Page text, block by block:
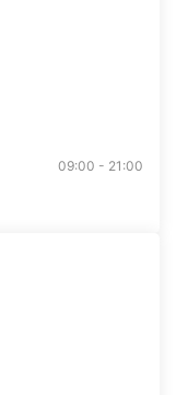
09:00 - 21:00